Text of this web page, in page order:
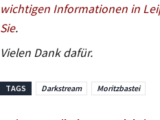
wichtigen Informationen in
Sie.
Vielen Dank dafür.
TAGS Darkstream Moritzbastei